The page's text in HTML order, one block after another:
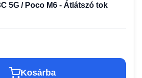
5G / Poco M6 - Átlátszó tok
Kosárba